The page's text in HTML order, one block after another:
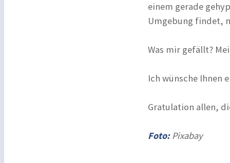
einem gerade
Umgebung findet,
Was mir gefällt?
Ich wünsche Ihnen
Gratulation allen,
Foto:Pixabay